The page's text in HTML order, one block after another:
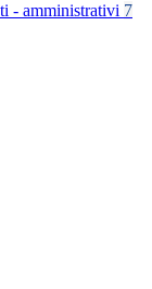
- amministrativi 7